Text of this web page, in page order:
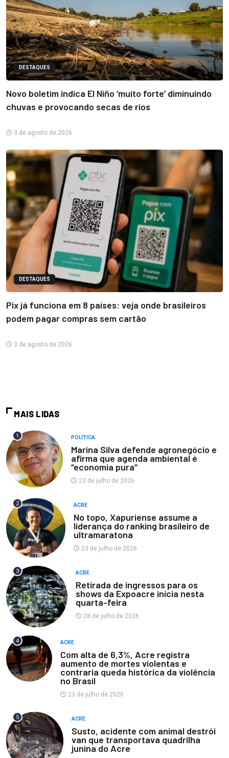
DESTAQUES
Novo boletim indica El Niño ‘muito forte’ diminuindo
chuvas e provocando secas de rios
3 de agosto de 2026
DESTAQUES
Pix já funciona em 8 países: veja onde brasileiros
podem pagar compras sem cartão
3 de agosto de 2026
MAIS LIDAS
1 POLÍTICA
Marina Silva defende agronegócio e
afirma que agenda ambiental é
“economia pura”
23 de julho de 2026
2 ACRE
No topo, Xapuriense assume a
liderança do ranking brasileiro de
ultramaratona
23 de julho de 2026
3 ACRE
Retirada de ingressos para os
shows da Expoacre inicia nesta
quarta-feira
28 de julho de 2026
4 ACRE
Com alta de 6,3%, Acre registra
aumento de mortes violentas e
contraria queda histórica da violência
no Brasil
23 de julho de 2026
5 ACRE
Susto, acidente com animal destrói
van que transportava quadrilha
junina do Acre